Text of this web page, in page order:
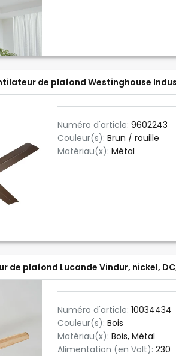
de plafond Westinghouse
Numéro d'article: 9602243
Couleur(s): Brun / rouille
Matériau(x): Métal
de plafond Lucande Vindur, nickel,
Numéro d'article: 10034434
Couleur(s): Bois
Matériau(x): Bois, Métal
Alimentation (en Volt): 230